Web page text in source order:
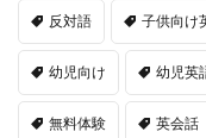
反対語 子供向け
幼児向け 幼児英
無料体験 英会話